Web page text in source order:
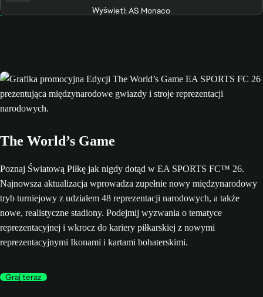
Wyświetl: AS Monaco
The World’s Game
Poznaj Światową Piłkę jak nigdy dotąd w EA SPORTS FC™ 26.
Najnowsza aktualizacja wprowadza zupełnie nowy międzynarodowy
tryb turniejowy z udziałem 48 reprezentacji narodowych, a także
nowe, realistyczne stadiony. Podejmij wyzwania o tematyce
reprezentacyjnej i wkrocz do kariery piłkarskiej z nowymi
reprezentacyjnymi Ikonami i kartami bohaterskimi.
Graj teraz